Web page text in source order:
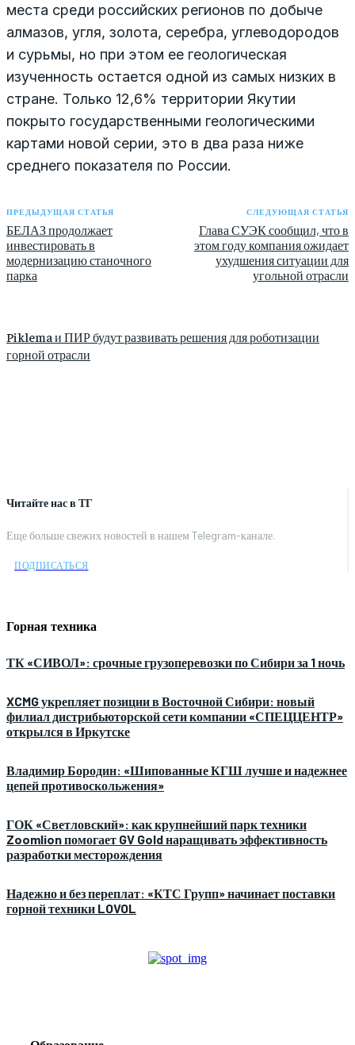
Читайте нас в ТГ
Еще больше свежих новостей в нашем Telegram-канале.
ПОДПИСАТЬСЯ
Горная техника
ТК «СИВОЛ»: срочные грузоперевозки по Сибири за 1 ночь
XCMG укрепляет позиции в Восточной Сибири: новый
филиал дистрибьюторской сети компании «СПЕЦЦЕНТР»
открылся в Иркутске
Владимир Бородин: «Шипованные КГШ лучше и надежнее
цепей противоскольжения»
ГОК «Светловский»: как крупнейший парк техники
Zoomlion помогает GV Gold наращивать эффективность
разработки месторождения
Надежно и без переплат: «КТС Групп» начинает поставки
горной техники LOVOL
места среди российских регионов по добыче
алмазов, угля, золота, серебра, углеводородов
и сурьмы, но при этом ее геологическая
изученность остается одной из самых низких в
стране. Только 12,6% территории Якутии
покрыто государственными геологическими
картами новой серии, это в два раза ниже
среднего показателя по России.
ПРЕДЫДУЩАЯ СТАТЬЯ
БЕЛАЗ продолжает
инвестировать в
модернизацию станочного
парка
СЛЕДУЮЩАЯ СТАТЬЯ
Глава СУЭК сообщил, что в
этом году компания ожидает
ухудшения ситуации для
угольной отрасли
Piklema и ПИР будут развивать решения для роботизации
горной отрасли